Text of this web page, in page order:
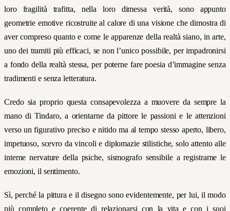
loro fragilità trafitta, nella loro dimessa verità, sono appunto
geometrie emotive ricostruite al calore di una visione che dimostra di
aver compreso quanto e come le apparenze della realtà siano, in arte,
uno dei tramiti più efficaci, se non l’unico possibile, per impadronirsi
a fondo della realtà stessa, per poterne fare poesia d’immagine senza
tradimenti e senza letteratura.
Credo sia proprio questa consapevolezza a muovere da sempre la
mano di Tindaro, a orientarne da pittore le passioni e le attenzioni
verso un figurativo preciso e nitido ma al tempo stesso aperto, libero,
impetuoso, scevro da vincoli e diplomazie stilistiche, solo attento alle
interne nervature della psiche, sismografo sensibile a registrarne le
emozioni, il sentimento.
Sì, perché la pittura e il disegno sono evidentemente, per lui, il modo
più completo e coerente di relazionarsi con la vita e con i suoi